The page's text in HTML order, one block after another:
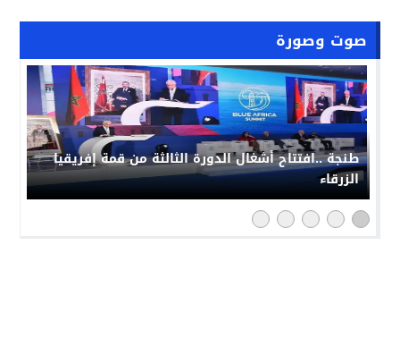
صوت وصورة
حملة “فخورون_بملكنا” تجتاح مواقع التواصل بالمغرب:
رد حضاري على حملات التشويش الإعلامي